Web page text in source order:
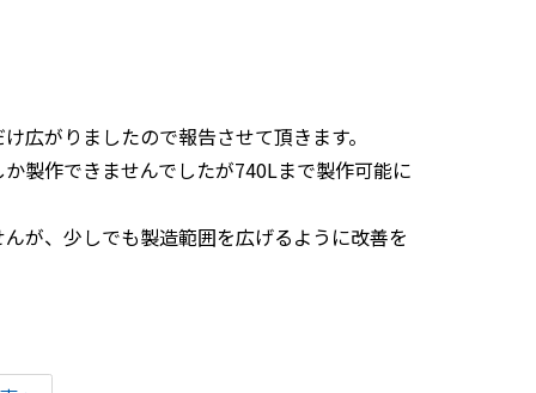
広がりましたので報告させて頂きます。
製作できませんでしたが740Lまで製作可能に
が、少しでも製造範囲を広げるように改善を